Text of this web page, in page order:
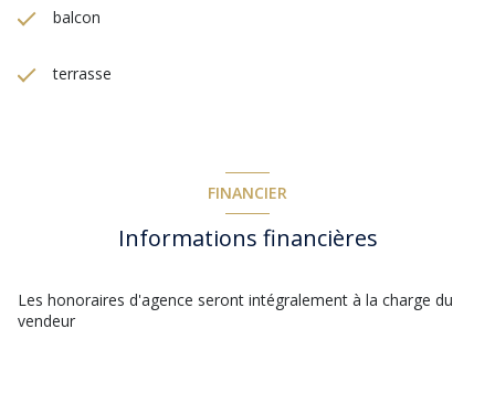
balcon
terrasse
FINANCIER
Informations financières
Les honoraires d'agence seront intégralement à la charge du
vendeur